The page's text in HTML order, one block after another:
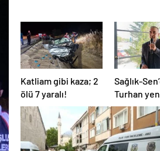
Katliam gibi kaza; 2
ölü 7 yaralı!
Sağlık-
Turhan